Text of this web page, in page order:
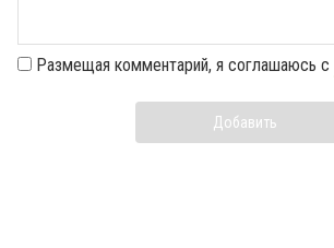
Размещая комментарий, я соглашаюсь с
Добавить